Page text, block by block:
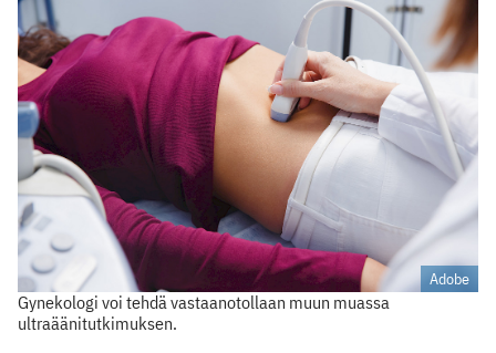
Adobe
Gynekologi voi tehdä vastaanotollaan muun muassa
ultraäänitutkimuksen.